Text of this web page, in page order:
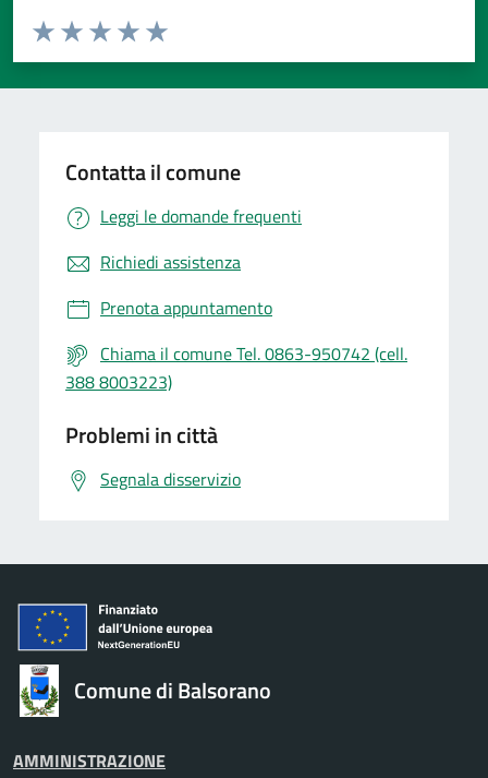
Valuta da 1 a 5 stelle la pagina
Valuta 5 stelle su 5
Valuta 4 stelle su 5
Valuta 3 stelle su 5
Valuta 2 stelle su 5
Valuta 1 stelle su 5
Contatta il comune
Leggi le domande frequenti
Richiedi assistenza
Prenota appuntamento
Chiama il comune Tel. 0863-950742 (cell.
388 8003223)
Problemi in città
Segnala disservizio
Comune di Balsorano
AMMINISTRAZIONE